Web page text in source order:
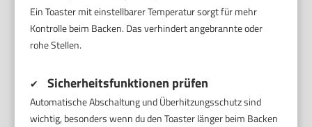
Ein Toaster mit einstellbarer Temperatur sorgt für mehr
Kontrolle beim Backen. Das verhindert angebrannte oder
rohe Stellen.
✔ Sicherheitsfunktionen prüfen
Automatische Abschaltung und Überhitzungsschutz sind
wichtig, besonders wenn du den Toaster länger beim Backen